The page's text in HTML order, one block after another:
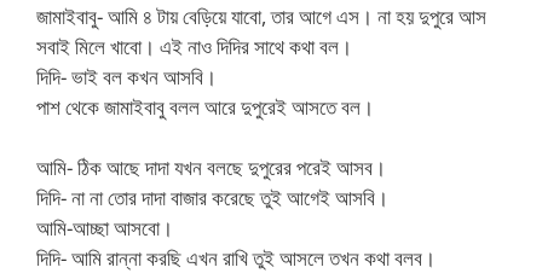
জামাইবাবু- আমি ৪ টায় বেড়িয়ে যাবো, তার আগে এস। না হয় দুপুরে আস
সবাই মিলে খাবো। এই নাও দিদির সাথে কথা বল।
দিদি- ভাই বল কখন আসবি।
পাশ থেকে জামাইবাবু বলল আরে দুপুরেই আসতে বল।
আমি- ঠিক আছে দাদা যখন বলছে দুপুরের পরেই আসব।
দিদি- না না তোর দাদা বাজার করেছে তুই আগেই আসবি।
আমি-আচ্ছা আসবো।
দিদি- আমি রান্না করছি এখন রাখি তুই আসলে তখন কথা বলব।